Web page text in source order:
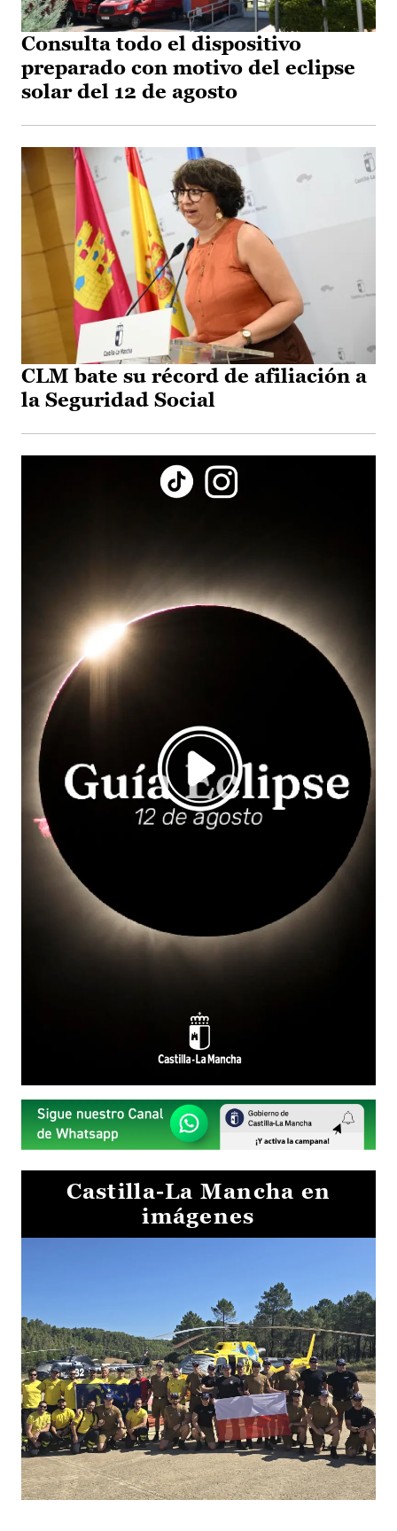
Consulta todo el dispositivo
preparado con motivo del eclipse
solar del 12 de agosto
CLM bate su récord de afiliación a
la Seguridad Social
Castilla-La Mancha en
imágenes